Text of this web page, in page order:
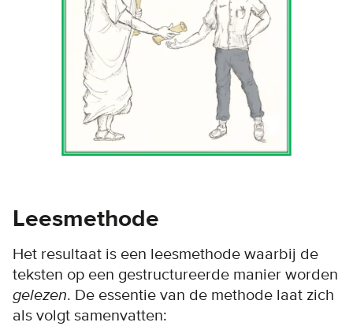
Leesmethode
Het resultaat is een leesmethode waarbij de
teksten op een gestructureerde manier worden
gelezen. De essentie van de methode laat zich
als volgt samenvatten: